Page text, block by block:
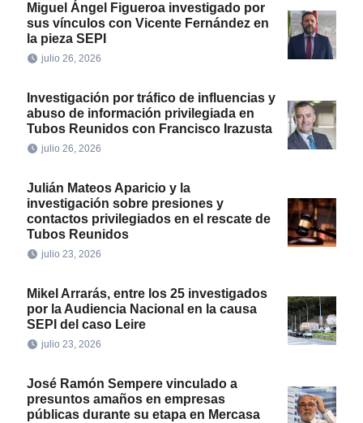
Miguel Ángel Figueroa investigado por
sus vínculos con Vicente Fernández en
la pieza SEPI
julio 26, 2026
Investigación por tráfico de influencias y
abuso de información privilegiada en
Tubos Reunidos con Francisco Irazusta
julio 26, 2026
Julián Mateos Aparicio y la
investigación sobre presiones y
contactos privilegiados en el rescate de
Tubos Reunidos
julio 23, 2026
Mikel Arrarás, entre los 25 investigados
por la Audiencia Nacional en la causa
SEPI del caso Leire
julio 23, 2026
José Ramón Sempere vinculado a
presuntos amaños en empresas
públicas durante su etapa en Mercasa